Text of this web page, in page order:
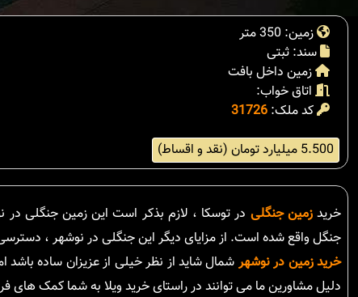
زمین: 350 متر
سند: ثبتی
زمین داخل بافت
اتاق خواب:
کد ملک: 31726
5.500 میلیارد تومان (نقد و اقساط)
خریدزمین جنگلی
جنگل واقع شده است. از مزایای دیگر این جنگلی در نوشهر ،
خرید زمین در نوشهر شمال شاید از نظر خیلی از عزیزان ساده
دلیل مشاورین ما می توانند در راستای خرید ویلا به شما کمک های